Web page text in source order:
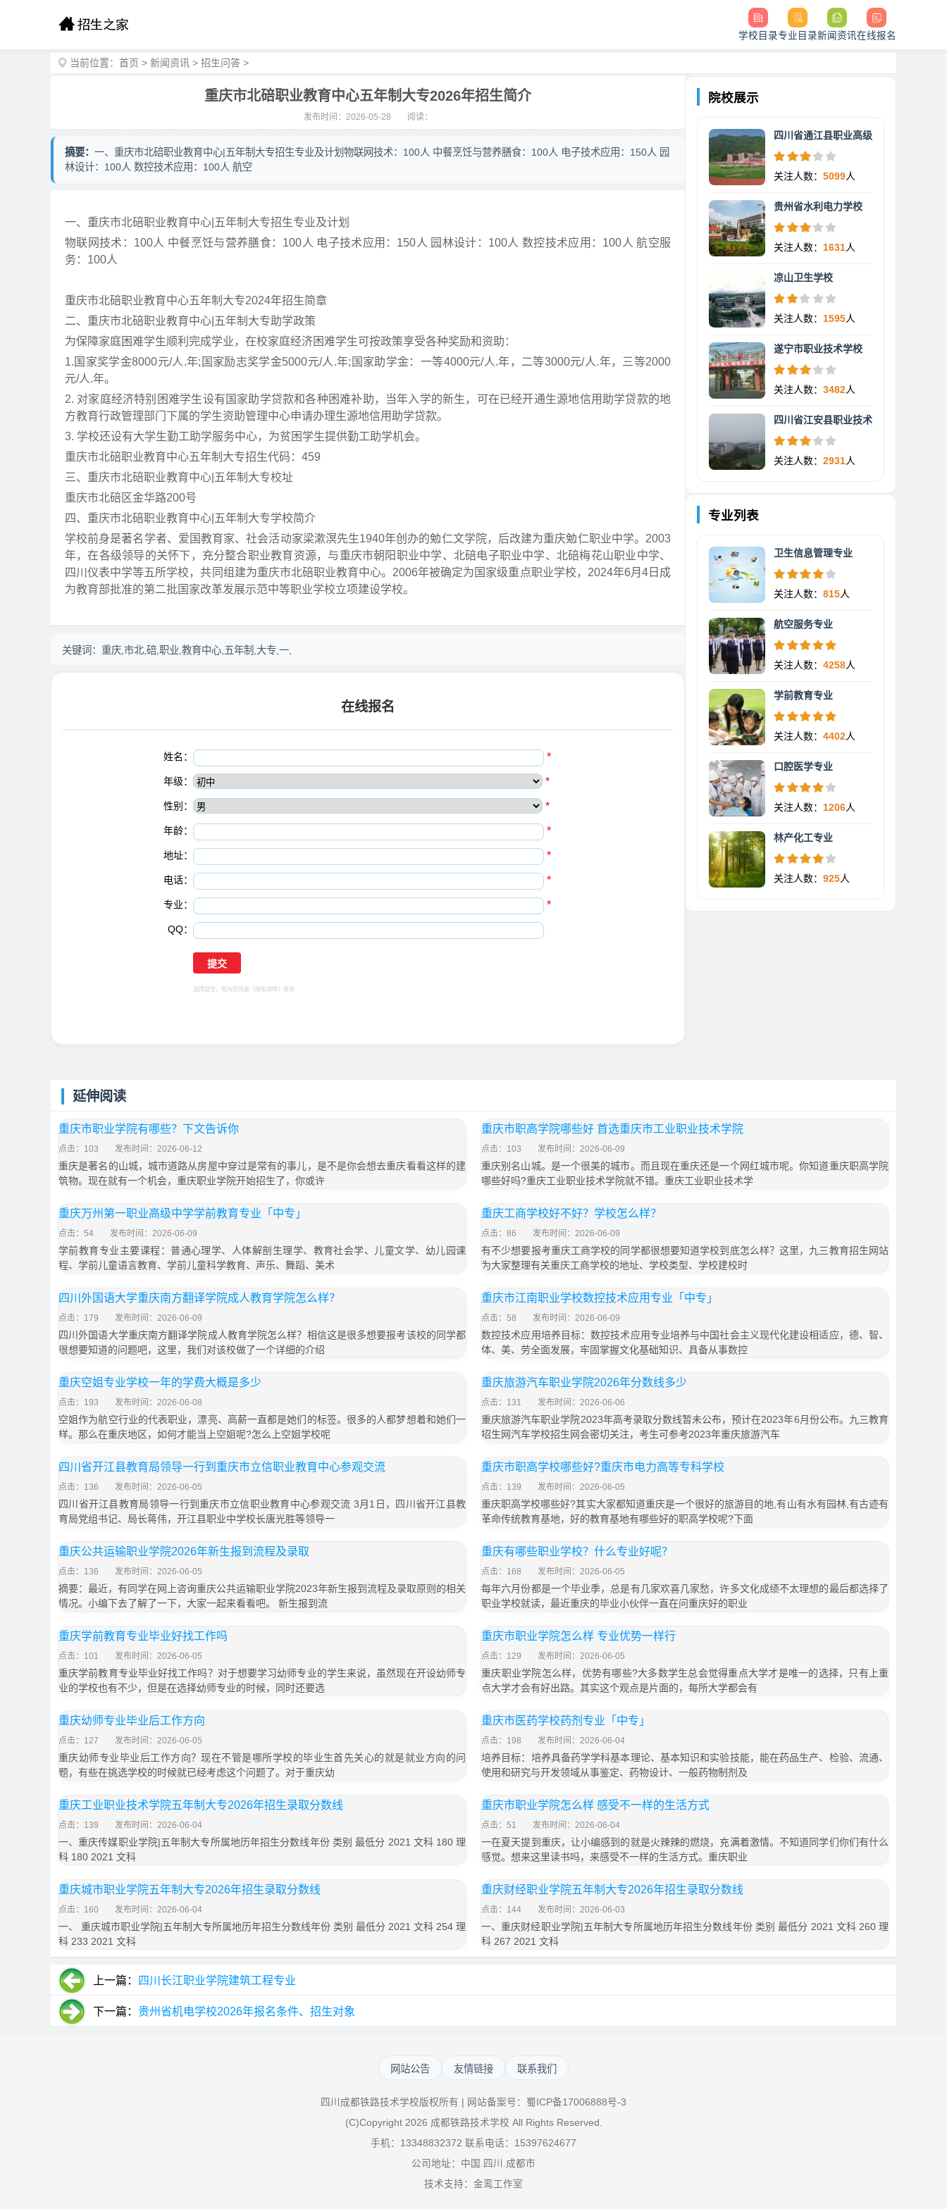
学校目录专业目录新闻资讯在线报名
当前位置： 首页 > 新闻资讯 > 招生问答 >
重庆市北碚职业教育中心五年制大专2026年招生简介
发布时间：2026-05-28 阅读：
摘要： 一、重庆市北碚职业教育中心|五年制大专招生专业及计划物联网技术：100人 中餐烹饪与营养膳食：100人 电子技术应用：150人 园
林设计：100人 数控技术应用：100人 航空
一、重庆市北碚职业教育中心|五年制大专招生专业及计划
物联网技术：100人 中餐烹饪与营养膳食：100人 电子技术应用：150人 园林设计：100人 数控技术应用：100人 航空服
务：100人
重庆市北碚职业教育中心五年制大专2024年招生简章
二、重庆市北碚职业教育中心|五年制大专助学政策
为保障家庭困难学生顺利完成学业，在校家庭经济困难学生可按政策享受各种奖励和资助：
1.国家奖学金8000元/人.年;国家励志奖学金5000元/人.年;国家助学金：一等4000元/人.年，二等3000元/人.年，三等2000
元/人.年。
2. 对家庭经济特别困难学生设有国家助学贷款和各种困难补助，当年入学的新生，可在已经开通生源地信用助学贷款的地
方教育行政管理部门下属的学生资助管理中心申请办理生源地信用助学贷款。
3. 学校还设有大学生勤工助学服务中心，为贫困学生提供勤工助学机会。
重庆市北碚职业教育中心五年制大专招生代码：459
三、重庆市北碚职业教育中心|五年制大专校址
重庆市北碚区金华路200号
四、重庆市北碚职业教育中心|五年制大专学校简介
学校前身是著名学者、爱国教育家、社会活动家梁漱溟先生1940年创办的勉仁文学院，后改建为重庆勉仁职业中学。2003
年，在各级领导的关怀下，充分整合职业教育资源，与重庆市朝阳职业中学、北碚电子职业中学、北碚梅花山职业中学、
四川仪表中学等五所学校，共同组建为重庆市北碚职业教育中心。2006年被确定为国家级重点职业学校，2024年6月4日成
为教育部批准的第二批国家改革发展示范中等职业学校立项建设学校。
关键词： 重庆,市北,碚,职业,教育中心,五年制,大专,一,
在线报名
姓名： *
年级： *
性别： *
年龄： *
地址： *
电话： *
专业： *
QQ：
选择提交，视为您同意 《隐私保障》 条例
院校展示
四川省通江县职业高级
关注人数： 5099人
贵州省水利电力学校
关注人数： 1631人
凉山卫生学校
关注人数： 1595人
遂宁市职业技术学校
关注人数： 3482人
四川省江安县职业技术
关注人数： 2931人
专业列表
卫生信息管理专业
关注人数： 815人
航空服务专业
关注人数： 4258人
学前教育专业
关注人数： 4402人
口腔医学专业
关注人数： 1206人
林产化工专业
关注人数： 925人
延伸阅读
重庆市职业学院有哪些？下文告诉你
点击：103 发布时间：2026-06-12
重庆是著名的山城，城市道路从房屋中穿过是常有的事儿，是不是你会想去重庆看看这样的建
筑物。现在就有一个机会，重庆职业学院开始招生了，你或许
重庆市职高学院哪些好 首选重庆市工业职业技术学院
点击：103 发布时间：2026-06-09
重庆别名山城。是一个很美的城市。而且现在重庆还是一个网红城市呢。你知道重庆职高学院
哪些好吗?重庆工业职业技术学院就不错。重庆工业职业技术学
重庆万州第一职业高级中学学前教育专业「中专」
点击：54 发布时间：2026-06-09
学前教育专业主要课程：普通心理学、人体解剖生理学、教育社会学、儿童文学、幼儿园课
程、学前儿童语言教育、学前儿童科学教育、声乐、舞蹈、美术
重庆工商学校好不好？学校怎么样？
点击：86 发布时间：2026-06-09
有不少想要报考重庆工商学校的同学都很想要知道学校到底怎么样？这里，九三教育招生网站
为大家整理有关重庆工商学校的地址、学校类型、学校建校时
四川外国语大学重庆南方翻译学院成人教育学院怎么样？
点击：179 发布时间：2026-06-09
四川外国语大学重庆南方翻译学院成人教育学院怎么样？相信这是很多想要报考该校的同学都
很想要知道的问题吧，这里，我们对该校做了一个详细的介绍
重庆市江南职业学校数控技术应用专业「中专」
点击：58 发布时间：2026-06-09
数控技术应用培养目标：数控技术应用专业培养与中国社会主义现代化建设相适应，德、智、
体、美、劳全面发展，牢固掌握文化基础知识、具备从事数控
重庆空姐专业学校一年的学费大概是多少
点击：193 发布时间：2026-06-08
空姐作为航空行业的代表职业，漂亮、高薪一直都是她们的标签。很多的人都梦想着和她们一
样。那么在重庆地区，如何才能当上空姐呢?怎么上空姐学校呢
重庆旅游汽车职业学院2026年分数线多少
点击：131 发布时间：2026-06-06
重庆旅游汽车职业学院2023年高考录取分数线暂未公布，预计在2023年6月份公布。九三教育
招生网汽车学校招生网会密切关注，考生可参考2023年重庆旅游汽车
四川省开江县教育局领导一行到重庆市立信职业教育中心参观交流
点击：136 发布时间：2026-06-05
四川省开江县教育局领导一行到重庆市立信职业教育中心参观交流 3月1日，四川省开江县教
育局党组书记、局长蒋伟，开江县职业中学校长唐光胜等领导一
重庆市职高学校哪些好?重庆市电力高等专科学校
点击：139 发布时间：2026-06-05
重庆职高学校哪些好?其实大家都知道重庆是一个很好的旅游目的地,有山有水有园林,有古迹有
革命传统教育基地，好的教育基地有哪些好的职高学校呢?下面
重庆公共运输职业学院2026年新生报到流程及录取
点击：136 发布时间：2026-06-05
摘要：最近，有同学在网上咨询重庆公共运输职业学院2023年新生报到流程及录取原则的相关
情况。小编下去了解了一下，大家一起来看看吧。 新生报到流
重庆有哪些职业学校？什么专业好呢？
点击：168 发布时间：2026-06-05
每年六月份都是一个毕业季，总是有几家欢喜几家愁，许多文化成绩不太理想的最后都选择了
职业学校就读，最近重庆的毕业小伙伴一直在问重庆好的职业
重庆学前教育专业毕业好找工作吗
点击：101 发布时间：2026-06-05
重庆学前教育专业毕业好找工作吗？对于想要学习幼师专业的学生来说，虽然现在开设幼师专
业的学校也有不少，但是在选择幼师专业的时候，同时还要选
重庆市职业学院怎么样 专业优势一样行
点击：129 发布时间：2026-06-05
重庆职业学院怎么样，优势有哪些?大多数学生总会觉得重点大学才是唯一的选择，只有上重
点大学才会有好出路。其实这个观点是片面的，每所大学都会有
重庆幼师专业毕业后工作方向
点击：127 发布时间：2026-06-05
重庆幼师专业毕业后工作方向？现在不管是哪所学校的毕业生首先关心的就是就业方向的问
题，有些在挑选学校的时候就已经考虑这个问题了。对于重庆幼
重庆市医药学校药剂专业「中专」
点击：198 发布时间：2026-06-04
培养目标：培养具备药学学科基本理论、基本知识和实验技能，能在药品生产、检验、流通、
使用和研究与开发领域从事鉴定、药物设计、一般药物制剂及
重庆工业职业技术学院五年制大专2026年招生录取分数线
点击：139 发布时间：2026-06-04
一、重庆传媒职业学院|五年制大专所属地历年招生分数线年份 类别 最低分 2021 文科 180 理
科 180 2021 文科
重庆市职业学院怎么样 感受不一样的生活方式
点击：51 发布时间：2026-06-04
一在夏天提到重庆，让小编感到的就是火辣辣的燃烧，充满着激情。不知道同学们你们有什么
感觉。想来这里读书吗，来感受不一样的生活方式。重庆职业
重庆城市职业学院五年制大专2026年招生录取分数线
点击：160 发布时间：2026-06-04
一、 重庆城市职业学院|五年制大专所属地历年招生分数线年份 类别 最低分 2021 文科 254 理
科 233 2021 文科
重庆财经职业学院五年制大专2026年招生录取分数线
点击：144 发布时间：2026-06-03
一、重庆财经职业学院|五年制大专所属地历年招生分数线年份 类别 最低分 2021 文科 260 理
科 267 2021 文科
上一篇： 四川长江职业学院建筑工程专业
下一篇： 贵州省机电学校2026年报名条件、招生对象
网站公告 友情链接 联系我们
四川成都铁路技术学校版权所有 | 网站备案号： 蜀ICP备17006888号-3
(C)Copyright 2026 成都铁路技术学校 All Rights Reserved.
手机：13348832372 联系电话：15397624677
公司地址：中国.四川.成都市
技术支持：金鸾工作室